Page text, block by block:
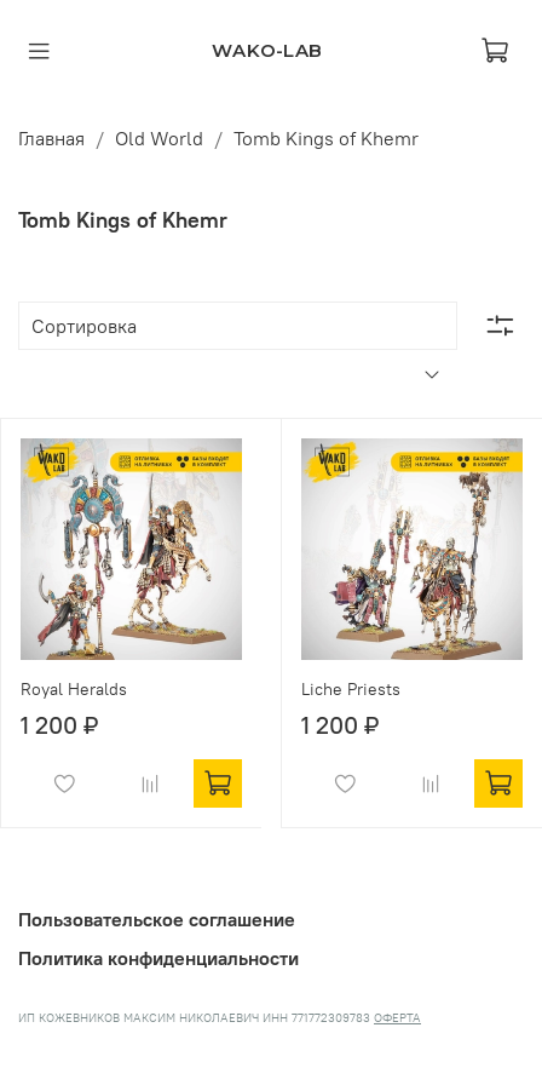
WAKO-LAB
Главная Old World Tomb Kings of Khemr
Tomb Kings of Khemr
Royal Heralds
1 200 ₽
Liche Priests
1 200 ₽
Пользовательское соглашение
Политика конфиденциальности
ИП КОЖЕВНИКОВ МАКСИМ НИКОЛАЕВИЧ ИНН 771772309783 ОФЕРТА